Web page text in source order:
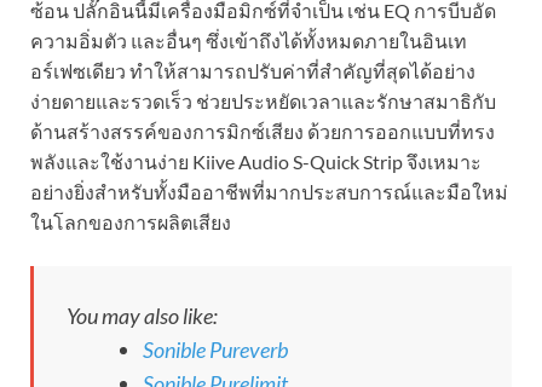
ซ้อน ปลั๊กอินนี้มีเครื่องมือมิกซ์ที่จำเป็น เช่น EQ การบีบอัด
ความอิ่มตัว และอื่นๆ ซึ่งเข้าถึงได้ทั้งหมดภายในอินเท
อร์เฟซเดียว ทำให้สามารถปรับค่าที่สำคัญที่สุดได้อย่าง
ง่ายดายและรวดเร็ว ช่วยประหยัดเวลาและรักษาสมาธิกับ
ด้านสร้างสรรค์ของการมิกซ์เสียง ด้วยการออกแบบที่ทรง
พลังและใช้งานง่าย Kiive Audio S-Quick Strip จึงเหมาะ
อย่างยิ่งสำหรับทั้งมืออาชีพที่มากประสบการณ์และมือใหม่
ในโลกของการผลิตเสียง
You may also like:
Sonible Pureverb